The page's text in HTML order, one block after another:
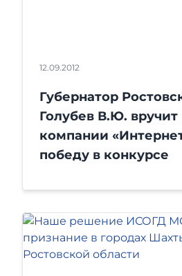
12.09.2012
Губернатор
Голубев В.Ю. вручит
компании
победу в конкурсе